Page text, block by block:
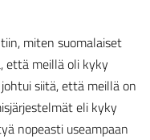
miten suomalaiset
että meillä oli kyky
siitä, että meillä on
eli kyky
nopeasti useampaan